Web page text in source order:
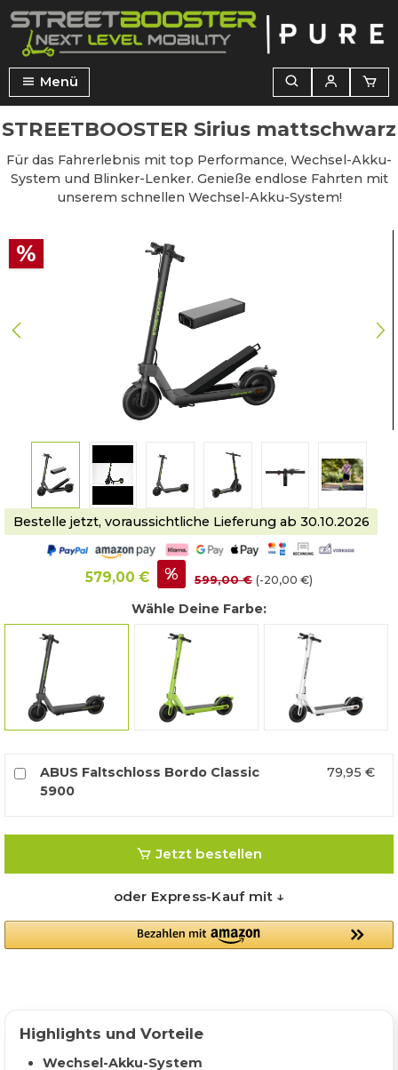
springen
Menü
STREETBOOSTER Sirius mattschwarz
Für das Fahrerlebnis mit top Performance, Wechsel-Akku-
System und Blinker-Lenker. Genieße endlose Fahrten mit
unserem schnellen Wechsel-Akku-System!
Bildergalerie überspringen
%
Bestelle jetzt, voraussichtliche Lieferung ab 30.10.2026
579,00 € % 599,00 € (-20,00 €)
Wähle Deine Farbe:
ABUS Faltschloss Bordo Classic
5900
79,95 €
Jetzt bestellen
oder Express-Kauf mit ↓
Highlights und Vorteile
Wechsel-Akku-System